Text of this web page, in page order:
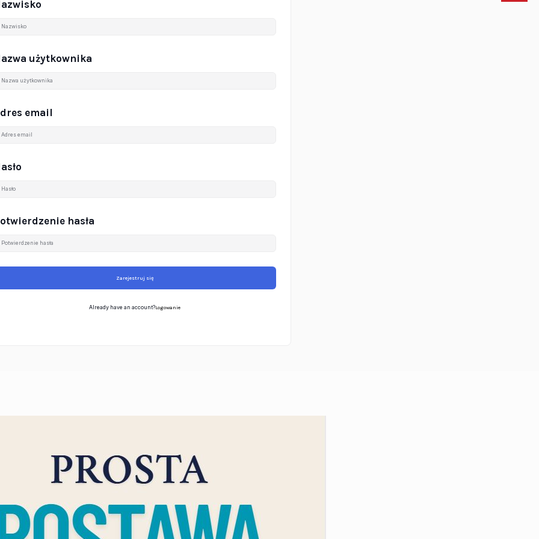
użytkownika
email
hasła
Zarejestruj się
Already have an account?Logowanie